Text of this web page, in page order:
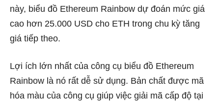
này, biểu đồ Ethereum Rainbow dự đoán mức giá
cao hơn 25.000 USD cho ETH trong chu kỳ tăng
giá tiếp theo.
Lợi ích lớn nhất của công cụ biểu đồ Ethereum
Rainbow là nó rất dễ sử dụng. Bản chất được mã
hóa màu của công cụ giúp việc giải mã cấp độ tại